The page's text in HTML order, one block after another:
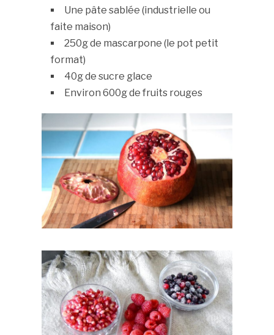
Une pâte sablée (industrielle ou
faite maison)
250g de mascarpone (le pot petit
format)
40g de sucre glace
Environ 600g de fruits rouges